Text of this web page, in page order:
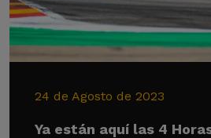
24 de Agosto de 2023
Ya están aquí las 4